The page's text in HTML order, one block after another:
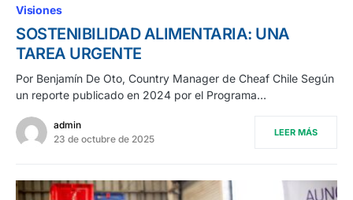
Visiones
SOSTENIBILIDAD ALIMENTARIA: UNA
TAREA URGENTE
Por Benjamín De Oto, Country Manager de Cheaf Chile Según
un reporte publicado en 2024 por el Programa…
admin
23 de octubre de 2025
LEER MÁS